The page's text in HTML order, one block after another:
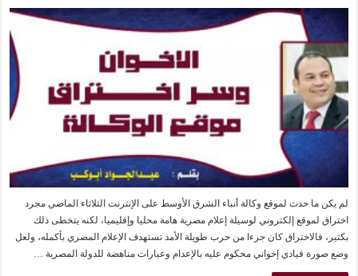
لم يكن ما حدث لموقع وكالة أنباء الشرق الأوسط على الإنترنت الثلاثاء الماضي مجرد
اختراق لموقع إلكتروني لوسيلة إعلام مصرية هامة محليا وإقليميا، لكنه يتخطى ذلك
بكثير، فالاختراق كان جزءا من حرب طويلة الأمد تستهدف الإعلام المصري بأكمله، ولعل
وضع صورة قيادي إخواني محكوم عليه بالإعدام وعبارات مناهضة للدولة المصرية …